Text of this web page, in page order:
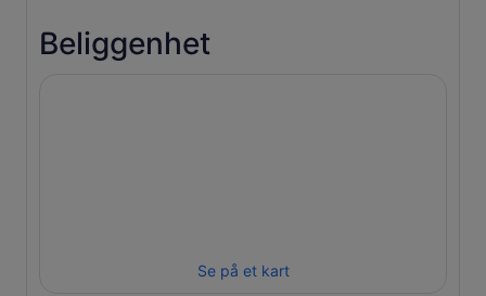
Beliggenhet
Se på et kart